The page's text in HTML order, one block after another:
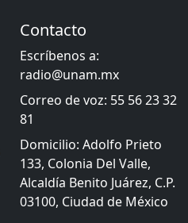
Contacto
Escríbenos a:
radio@unam.mx
Correo de voz: 55 56 23 32
81
Domicilio: Adolfo Prieto
133, Colonia Del Valle,
Alcaldía Benito Juárez, C.P.
03100, Ciudad de México